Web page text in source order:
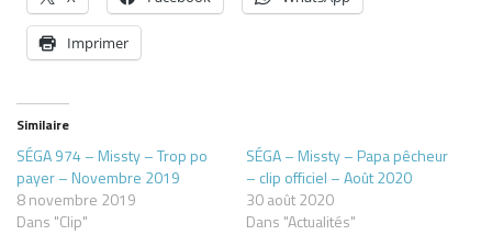
Imprimer
Similaire
SÉGA 974 – Missty – Trop po
payer – Novembre 2019
8 novembre 2019
Dans "Clip"
SÉGA – Missty – Papa pêcheur
– clip officiel – Août 2020
30 août 2020
Dans "Actualités"